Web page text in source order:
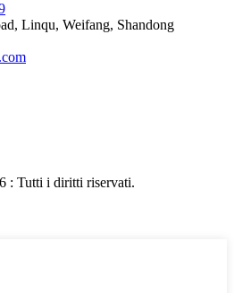
Linqu, Weifang, Shandong
: Tutti i diritti riservati.